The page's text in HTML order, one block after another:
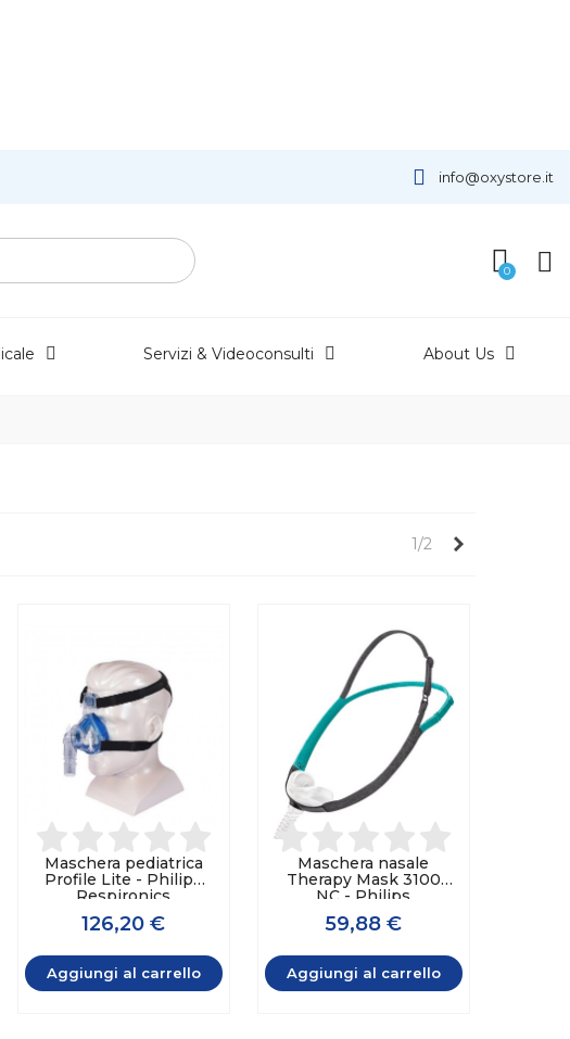
info@oxystore.it
Servizi & Videoconsulti About Us
1/2
Maschera pediatrica
Profile Lite - Philips
Respironics
126,20 €
Aggiungi al carrello
Maschera nasale
Therapy Mask 3100
NC - Philips
Respironics
59,88 €
Aggiungi al carrello